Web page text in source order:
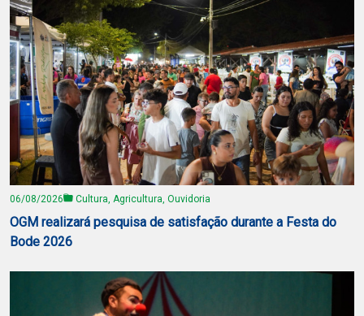
06/08/2026 Cultura, Agricultura, Ouvidoria
OGM realizará pesquisa de satisfação durante a Festa do
Bode 2026